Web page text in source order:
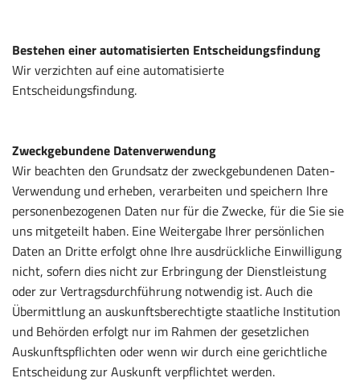
Bestehen einer automatisierten Entscheidungsfindung
Wir verzichten auf eine automatisierte
Entscheidungsfindung.
Zweckgebundene Datenverwendung
Wir beachten den Grundsatz der zweckgebundenen Daten-
Verwendung und erheben, verarbeiten und speichern Ihre
personenbezogenen Daten nur für die Zwecke, für die Sie sie
uns mitgeteilt haben. Eine Weitergabe Ihrer persönlichen
Daten an Dritte erfolgt ohne Ihre ausdrückliche Einwilligung
nicht, sofern dies nicht zur Erbringung der Dienstleistung
oder zur Vertragsdurchführung notwendig ist. Auch die
Übermittlung an auskunftsberechtigte staatliche Institution
und Behörden erfolgt nur im Rahmen der gesetzlichen
Auskunftspflichten oder wenn wir durch eine gerichtliche
Entscheidung zur Auskunft verpflichtet werden.